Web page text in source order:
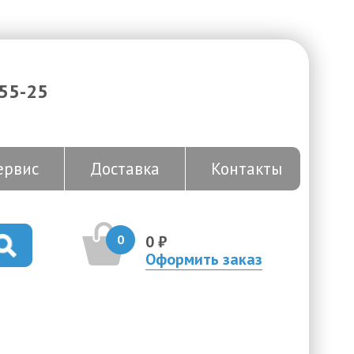
25
Доставка Контакты
0
0 ₽
Оформить заказ